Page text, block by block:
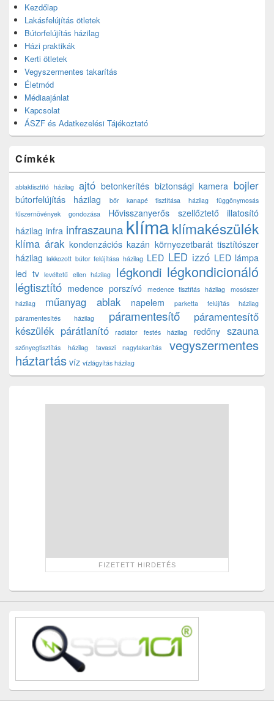
Kezdőlap
Lakásfelújítás ötletek
Bútorfelújítás házilag
Házi praktikák
Kerti ötletek
Vegyszermentes takarítás
Életmód
Médiaajánlat
Kapcsolat
ÁSZF és Adatkezelési Tájékoztató
Címkék
ablaktisztító házilag ajtó betonkerítés biztonsági kamera bojler
bútorfelújítás házilag bőr kanapé tisztítása házilag
függönymosás
fűszernövények gondozása
Hővisszanyerős szellőztető
illatosító
házilag infra infraszauna klímaklímakészülék
klíma árak kondenzációs kazán környezetbarát tisztítószer
házilag lakkozott bútor felújítása házilag LED LED izzó LED lámpa
led tv levéltetű ellen házilag légkondi légkondicionáló
légtisztító medence porszívó medence tisztítás házilag
mosószer
házilag
műanyag ablak napelem
parketta felújítás házilag
páramentesítés házilag
páramentesítő
páramentesítő
készülék párátlanító radiátor festés házilag redőny szauna
szőnyegtisztítás házilag tavaszi nagytakarítás
vegyszermentes
háztartás víz vízlágyítás házilag